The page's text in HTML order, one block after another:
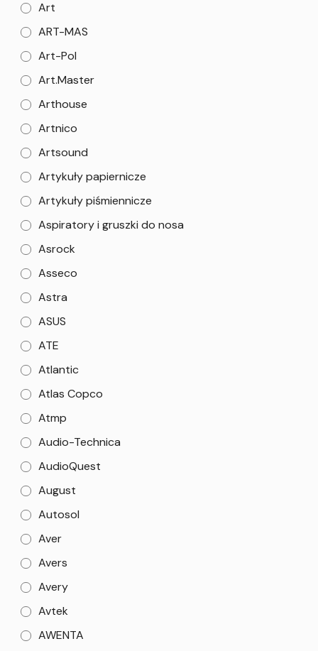
Art
ART-MAS
Art-Pol
Art.Master
Arthouse
Artnico
Artsound
Artykuły papiernicze
Artykuły piśmiennicze
Aspiratory i gruszki do nosa
Asrock
Asseco
Astra
ASUS
ATE
Atlantic
Atlas Copco
Atmp
Audio-Technica
AudioQuest
August
Autosol
Aver
Avers
Avery
Avtek
AWENTA